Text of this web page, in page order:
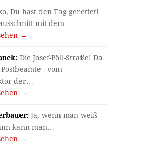
Du hast den Tag gerettet!
mit dem…
→
Die Josef-Pöll-Straße! Da
- vom
der…
→
Ja, wenn man weiß
kann man…
→